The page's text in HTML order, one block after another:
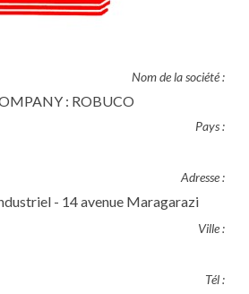
Nom de la société :
: ROBUCO
Pays :
Adresse :
- 14 avenue Maragarazi
Ville :
Tél :